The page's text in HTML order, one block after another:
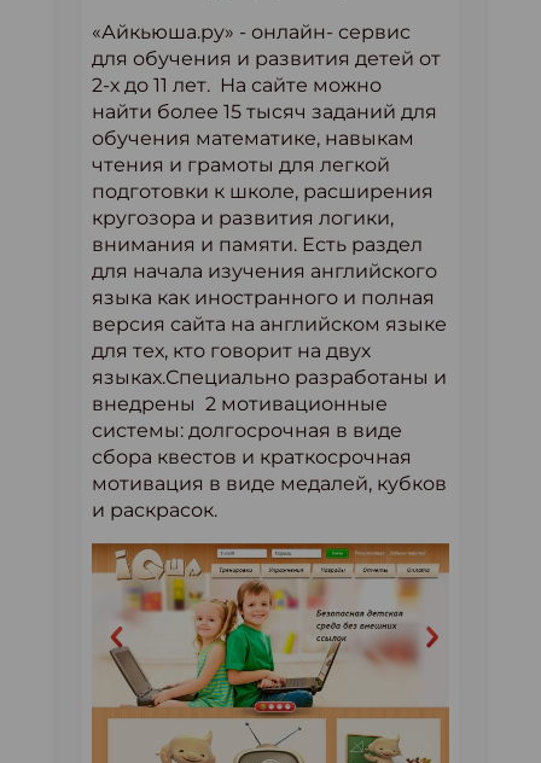
«Айкьюша.ру» - онлайн- сервис
для обучения и развития детей от
2-х до 11 лет. На сайте можно
найти более 15 тысяч заданий для
обучения математике, навыкам
чтения и грамоты для легкой
подготовки к школе, расширения
кругозора и развития логики,
внимания и памяти. Есть раздел
для начала изучения английского
языка как иностранного и полная
версия сайта на английском языке
для тех, кто говорит на двух
языках.Специально разработаны и
внедрены 2 мотивационные
системы: долгосрочная в виде
сбора квестов и краткосрочная
мотивация в виде медалей, кубков
и раскрасок.